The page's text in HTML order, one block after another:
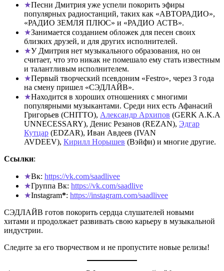
Песни Дмитрия уже успели покорить эфиры
популярных радиостанций, таких как «АВТОРАДИО»,
«РАДИО ЗЕМЛЯ ПЛЮС» и «РАДИО АСТВ».
Занимается созданием обложек для песен своих
близких друзей, и для других исполнителей.
У Дмитрия нет музыкального образования, но он
считает, что это никак не помешало ему стать известным
и талантливым исполнителем.
Первый творческий псевдоним «Festro», через 3 года
на смену пришел «СЭДЛАЙВ».
Находится в хороших отношениях с многими
популярными музыкантами. Среди них есть Афанасий
Григорьев (CHITTO), Александр Архипов (GERK A.K.A
UNNECESSARY), Денис Резанов (REZAN), Эдгар
Кутцар (EDZAR), Иван Авдеев (IVAN
AVDEEV), Кирилл Норышев (Вэйфи) и многие другие.
Ссылки:
Вк: https://vk.com/saadlivee
Группа Вк: https://vk.com/saadlive
Instagram*: https://instagram.com/saadlivee
СЭДЛАЙВ готов покорить сердца слушателей новыми
хитами и продолжает развивать свою карьеру в музыкальной
индустрии.
Следите за его творчеством и не пропустите новые релизы!